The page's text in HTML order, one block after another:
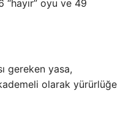
oyu ve 49
gereken yasa,
olarak yürürlüğe